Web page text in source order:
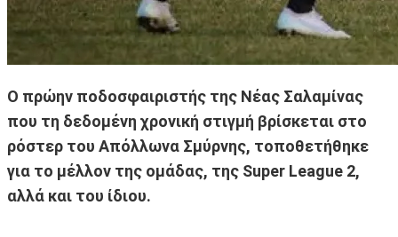
Ο πρώην ποδοσφαιριστής της Νέας Σαλαμίνας
που τη δεδομένη χρονική στιγμή βρίσκεται στο
ρόστερ του Απόλλωνα Σμύρνης, τοποθετήθηκε
για το μέλλον της ομάδας, της Super League 2,
αλλά και του ίδιου.